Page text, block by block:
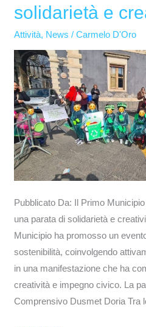
solidarietà e
Attività, News /Carmelo D'Oro
Pubblicato Da: Il Primo
una parata di solidarietà e
Municipio ha promosso un
sostenibilità, coinvolgendo
in una manifestazione che ha
creatività e impegno civico. La
Comprensivo Dusmet Doria Tra
celebra
con
una
parata
di
solidarietà
e
creatività